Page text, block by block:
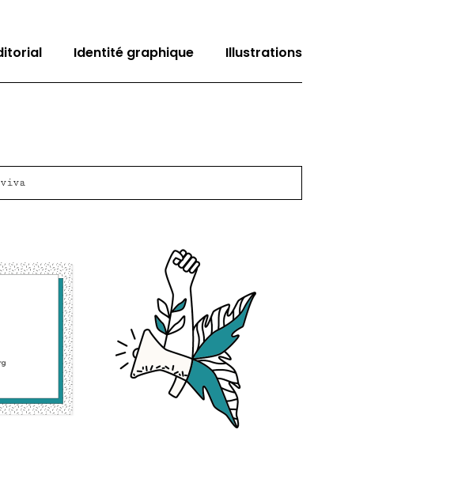
Identité graphique Illustrations